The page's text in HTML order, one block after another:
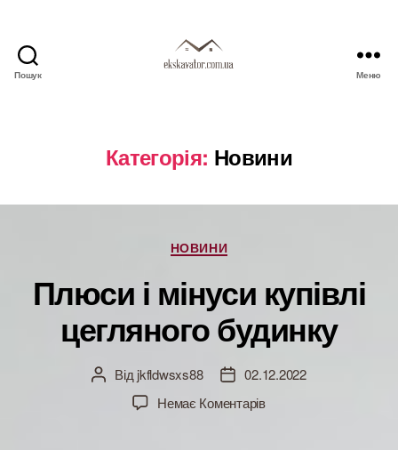
Пошук Меню
Категорія: Новини
Категорії
НОВИНИ
Плюси і мінуси купівлі
цегляного будинку
Автор
запису
Відjkfldwsxs88
Дата
запису
02.12.2022
Немає Коментарівдо